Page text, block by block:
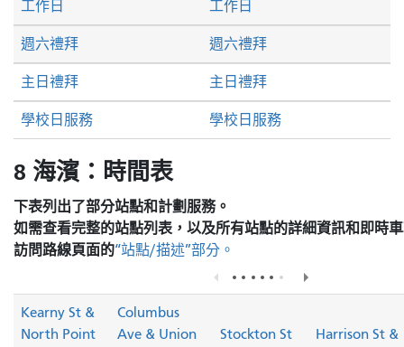
週六禮拜 週六禮拜
主日禮拜 主日禮拜
工作日 工作日
學校日服務 學校日服務
8 海濱：時間表
下表列出了部分站點和計劃服務。
如需查看完整的站點列表，以及所有站點的詳細資訊和即時
訪問路線頁面的“站點/描述”部分。
Kearny St &
North Point
Columbus
Ave & Union
Stockton St
Harrison St &